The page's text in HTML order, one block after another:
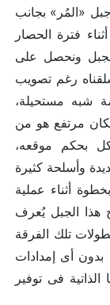
جبل «المُر» بجانب
فترة الحصار
ونحصل على
رغم تصويب
شبه مستحيلة،
مرتفع هو من
بحكم موقعه،
وأسلحة كثيرة
أثناء عملية
هذا الجبل يُعرف
تلك الفرقة
بدون أى إمدادات
فى توفير